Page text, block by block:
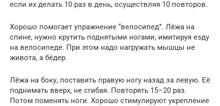
если их делать 10 раз в день, осуществляя 10 повторов.
Хорошо помогает упражнение “велосипед”. Лёжа на
спине, нужно крутить поднятыми ногами, имитируя езду
на велосипеде. При этом надо нагружать мышцы не
живота, а бёдер.
Лёжа на боку, поставить правую ногу назад за левую. Её
поднимать вверх, не сгибая. Повторять 15–20 раз.
Потом поменять ноги. Хорошо стимулируют укрепление